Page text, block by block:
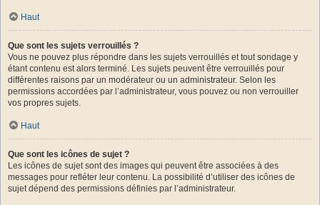
Haut
Que sont les sujets verrouillés ?
Vous ne pouvez plus répondre dans les sujets verrouillés et tout sondage y
étant contenu est alors terminé. Les sujets peuvent être verrouillés pour
différentes raisons par un modérateur ou un administrateur. Selon les
permissions accordées par l’administrateur, vous pouvez ou non verrouiller
vos propres sujets.
Haut
Que sont les icônes de sujet ?
Les icônes de sujet sont des images qui peuvent être associées à des
messages pour refléter leur contenu. La possibilité d’utiliser des icônes de
sujet dépend des permissions définies par l’administrateur.